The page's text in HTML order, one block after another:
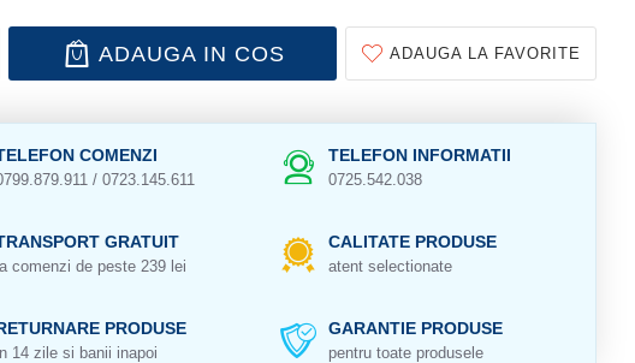
ADAUGA IN COS ADAUGA LA FAVORITE
COMENZI
/ 0723.145.611
TELEFON INFORMATII
0725.542.038
GRATUIT
la comenzi de peste 239 lei
CALITATE PRODUSE
atent selectionate
PRODUSE
14 zile si banii inapoi
GARANTIE PRODUSE
pentru toate produsele